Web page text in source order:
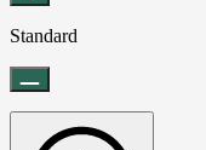
Standard